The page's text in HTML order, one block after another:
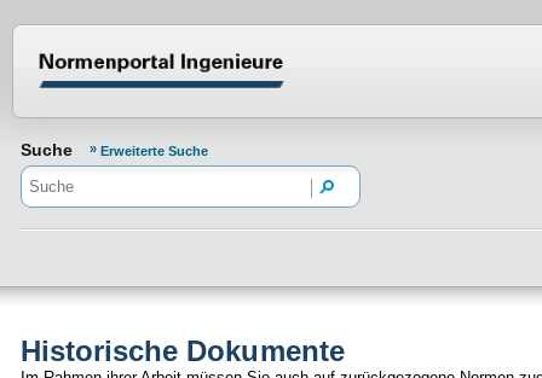
Suche Erweiterte Suche
Historische Dokumente